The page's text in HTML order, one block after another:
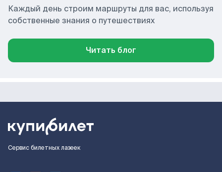
Каждый день строим маршруты для вас, используя
собственные знания о путешествиях
Читать блог
Сервис билетных лазеек